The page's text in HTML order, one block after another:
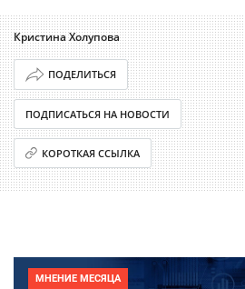
Кристина Холупова
ПОДЕЛИТЬСЯ
ПОДПИСАТЬСЯ НА НОВОСТИ
КОРОТКАЯ ССЫЛКА
МНЕНИЕ МЕСЯЦА